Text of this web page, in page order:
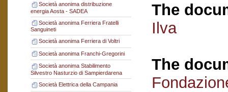
Società anonima distribuzione
energia Aosta - SADEA
Società anonima Ferriera Fratelli
Sanguineti
Società anonima Ferriera di Voltri
Società anonima Franchi-Gregorini
Società anonima Stabilimento
Silvestro Nasturzio di Sampierdarena
Società Elettrica della Campania
The
Ilva
The